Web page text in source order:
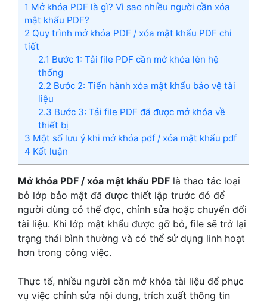
1 Mở khóa PDF là gì? Vì sao nhiều người cần xóa
mật khẩu PDF?
2 Quy trình mở khóa PDF / xóa mật khẩu PDF chi
tiết
2.1 Bước 1: Tải file PDF cần mở khóa lên hệ
thống
2.2 Bước 2: Tiến hành xóa mật khẩu bảo vệ tài
liệu
2.3 Bước 3: Tải file PDF đã được mở khóa về
thiết bị
3 Một số lưu ý khi mở khóa pdf / xóa mật khẩu pdf
4 Kết luận
Mở khóa PDF / xóa mật khẩu PDF là thao tác loại
bỏ lớp bảo mật đã được thiết lập trước đó để
người dùng có thể đọc, chỉnh sửa hoặc chuyển đổi
tài liệu. Khi lớp mật khẩu được gỡ bỏ, file sẽ trở lại
trạng thái bình thường và có thể sử dụng linh hoạt
hơn trong công việc.
Thực tế, nhiều người cần mở khóa tài liệu để phục
vụ việc chỉnh sửa nội dung, trích xuất thông tin